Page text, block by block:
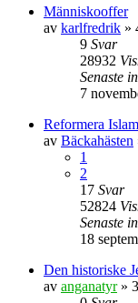
Människooffer
av karlfredrik »
9 Svar
28932
Senaste
7
Reformera Islam
av Bäckahästen
1
2
17 Svar
52824
Senaste
18
Den historiske
av anganatyr»